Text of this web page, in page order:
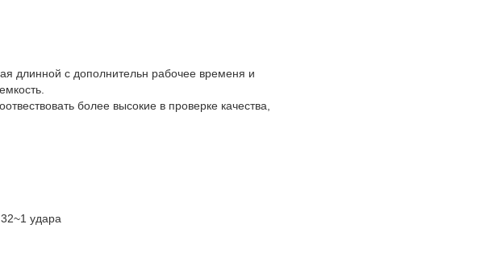
длинной с дополнительн рабочее временя и
более высокие в проверке качества,
удара